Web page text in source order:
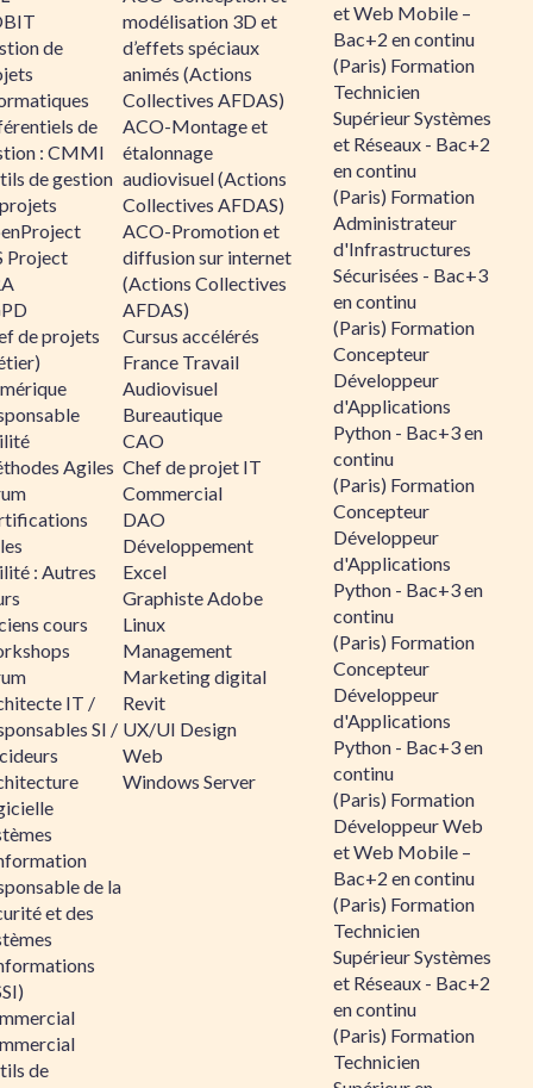
de
de
: CMMI
de gestion
Project
de projets
Agiles
: Autres
cours
IT /
SI /
de la
et des
de
modélisation 3D et
d’effets spéciaux
animés (Actions
Collectives AFDAS)
ACO-Montage et
étalonnage
audiovisuel (Actions
Collectives AFDAS)
ACO-Promotion et
diffusion sur internet
(Actions Collectives
AFDAS)
Cursus accélérés
France Travail
Audiovisuel
Bureautique
CAO
Chef de projet IT
Commercial
DAO
Développement
Excel
Graphiste Adobe
Linux
Management
Marketing digital
Revit
UX/UI Design
Web
Windows Server
et Web Mobile –
Bac+2 en continu
(Paris) Formation
Technicien
Supérieur Systèmes
et Réseaux - Bac+2
en continu
(Paris) Formation
Administrateur
d'Infrastructures
Sécurisées - Bac+3
en continu
(Paris) Formation
Concepteur
Développeur
d'Applications
Python - Bac+3 en
continu
(Paris) Formation
Concepteur
Développeur
d'Applications
Python - Bac+3 en
continu
(Paris) Formation
Concepteur
Développeur
d'Applications
Python - Bac+3 en
continu
(Paris) Formation
Développeur Web
et Web Mobile –
Bac+2 en continu
(Paris) Formation
Technicien
Supérieur Systèmes
et Réseaux - Bac+2
en continu
(Paris) Formation
Technicien